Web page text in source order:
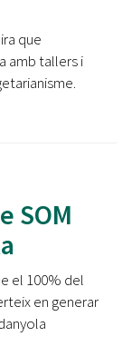
que
amb tallers i
SOM
el 100% del
en generar